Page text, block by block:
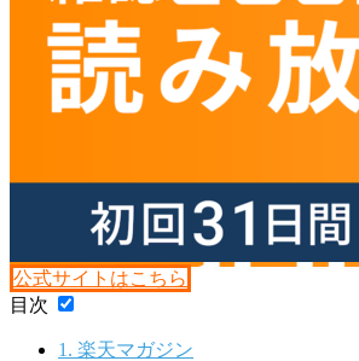
公式サイトはこちら
目次
1. 楽天マガジン